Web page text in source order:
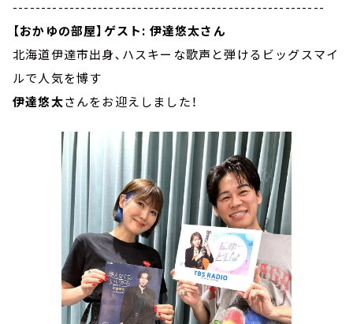
-------------------------------------------------------
【おかゆの部屋】ゲスト: 伊達悠太さん
北海道伊達市出身､ハスキーな歌声と弾けるビッグスマイ
ルで人気を博す
伊達悠太さんをお迎えしました！